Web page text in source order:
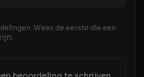
Wees de eerste die een